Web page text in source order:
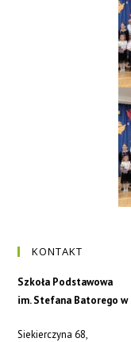
KONTAKT
Szkoła Podstawowa
im. Stefana Batorego
Siekierczyna 68,